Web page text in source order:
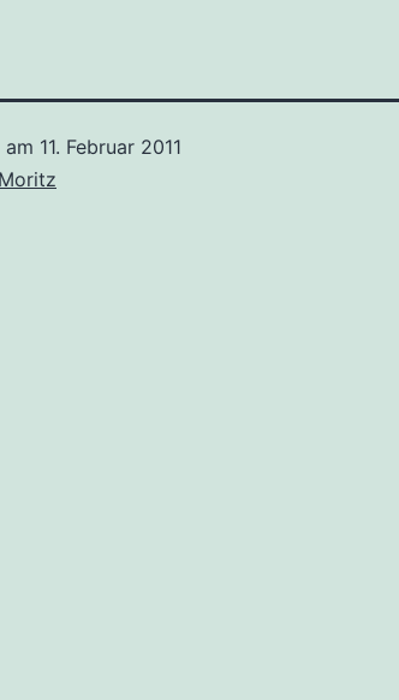
11. Februar 2011